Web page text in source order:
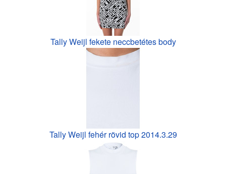
Tally Weijl fekete neccbetétes body
Tally Weijl fehér rövid top 2014.3.29